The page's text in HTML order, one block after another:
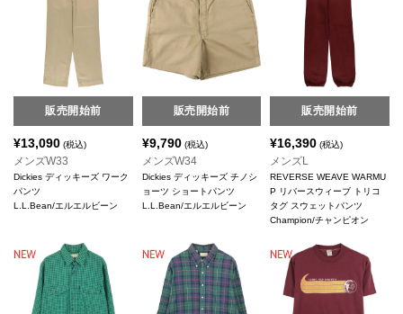
販売開始前
¥13,090 (税込)
メンズW33
Dickies ディッキーズ ワーク
パンツ
L.L.Bean/エルエルビーン
販売開始前
¥9,790(税込)
メンズW34
Dickies ディッキーズ チノシ
ョーツ ショートパンツ
L.L.Bean/エルエルビーン
販売開始前
¥16,390 (税込)
メンズL
REVERSE WEAVE WARMU
P リバースウィーブ トリコ
タグ スウェットパンツ
Champion/チャンピオン